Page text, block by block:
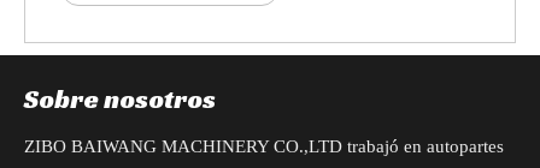
Sobre nosotros
ZIBO BAIWANG MACHINERY CO.,LTD trabajó en autopartes